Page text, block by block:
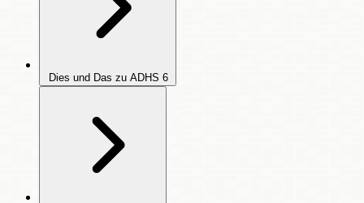
Dies und Das zu ADHS 6